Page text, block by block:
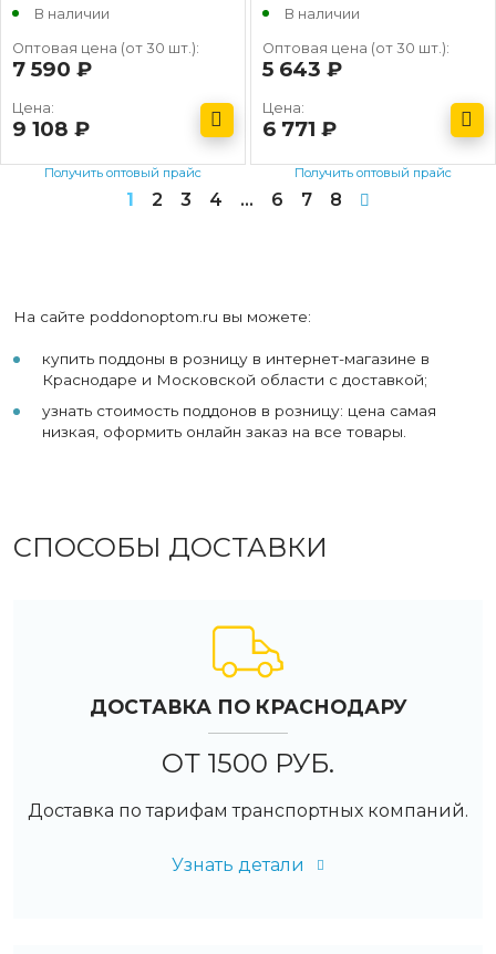
В наличии
Оптовая цена (от 30 шт.):
7 590
Цена:
9 108
Получить оптовый прайс
В наличии
Оптовая цена (от 30 шт.):
5 643
Цена:
6 771
Получить оптовый прайс
1 2 3 4 … 6 7 8
На сайте poddonoptom.ru вы можете:
купить поддоны в розницу в интернет-магазине в
Краснодаре и Московской области с доставкой;
узнать стоимость поддонов в розницу: цена самая
низкая, оформить онлайн заказ на все товары.
СПОСОБЫ ДОСТАВКИ
ДОСТАВКА ПО КРАСНОДАРУ
ОТ 1500 РУБ.
Доставка по тарифам транспортных компаний.
Узнать детали